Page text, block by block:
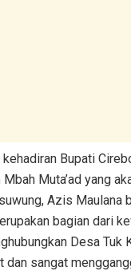
Bupati
Muta’ad yang
Azis Maulana
bagian dari
Desa
dan sangat